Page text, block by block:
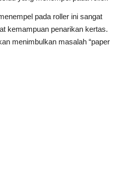
pada roller ini sangat
kemampuan penarikan kertas.
menimbulkan masalah “paper